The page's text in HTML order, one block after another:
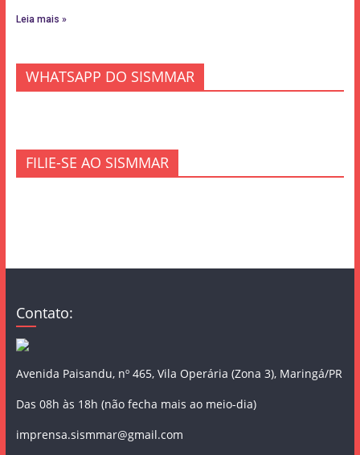
Leia mais »
WHATSAPP DO SISMMAR
FILIE-SE AO SISMMAR
Contato:
Avenida Paisandu, nº 465, Vila Operária (Zona 3), Maringá/PR
Das 08h às 18h (não fecha mais ao meio-dia)
imprensa.sismmar@gmail.com